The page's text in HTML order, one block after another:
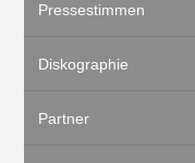
Pressestimmen
Diskographie
Partner